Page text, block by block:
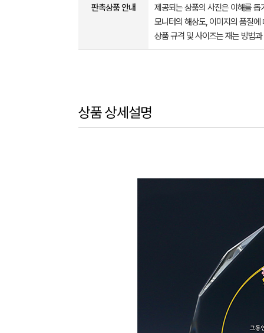
판촉상품 안내
제공되는 상품의 사진은 이해를
모니터의 해상도, 이미지의 품질
상품 규격 및 사이즈는 재는 방법
상품 상세설명